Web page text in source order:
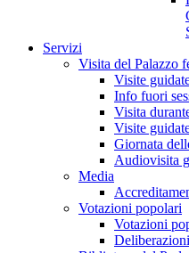
Servizi
Visita del Palazzo
Visite
Info fuori
Visita
Visite
Giornata
Audiovisita
Media
Votazioni popolari
Votazioni